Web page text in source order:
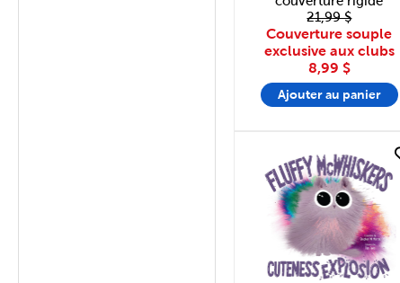
21,99 $
Couverture souple
exclusive aux clubs
8,99 $
Ajouter au panier
quick look